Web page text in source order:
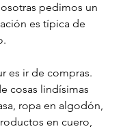
pedimos un
es típica de
es ir de compras.
cosas lindísimas
ropa en algodón,
en cuero,